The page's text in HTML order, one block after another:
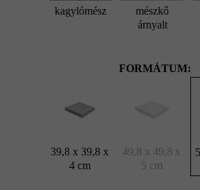
kagylómész
mészkő
árnyalt
FORMÁTUM:
39,8 x 39,8 x
4 cm
49,8 x 49,8 x
5 cm